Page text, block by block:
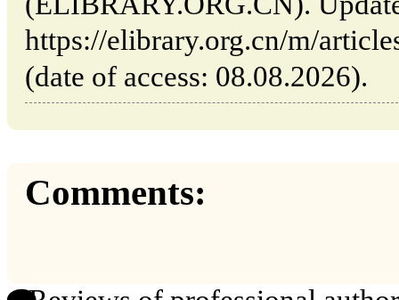
https://elibrary.org.cn/m/
(date of access: 08.08.2026).
Comments: